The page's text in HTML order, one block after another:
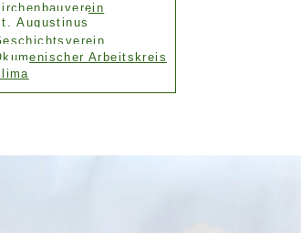
Augustinus
Arbeitskreis